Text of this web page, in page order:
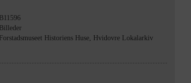
B11596
Billeder
Forstadsmuseet Historiens Huse, Hvidovre Lokalarkiv